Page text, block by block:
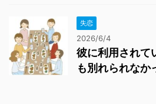
失恋
2026/6/4
彼に利用されて
も別れられなか